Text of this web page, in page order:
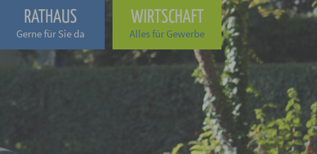
RATHAUS
Gerne für Sie da
WIRTSCHAFT
Alles für Gewerbe